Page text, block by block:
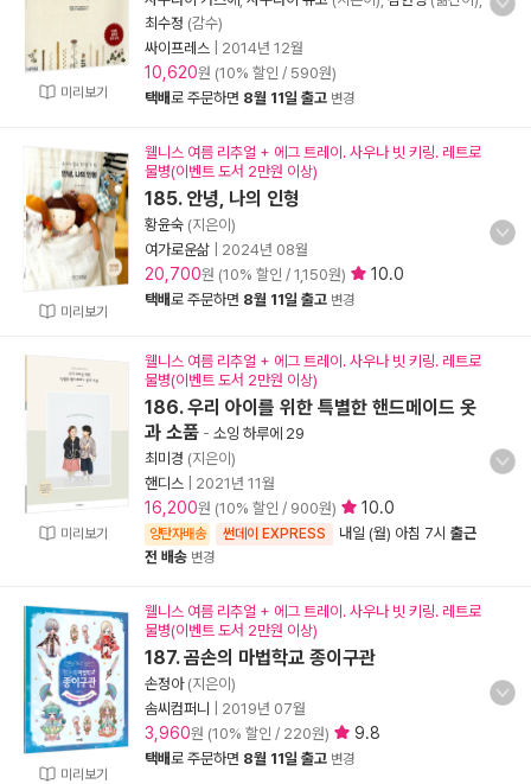
미리보기
최수정 (감수)
싸이프레스
2014년 12월
10,620원 (10% 할인 / 590원)
택배로 주문하면 8월 11일 출고 변경
미리보기
웰니스 여름 리추얼 + 에그 트레이. 사우나 빗 키링. 레트로
물병(이벤트 도서 2만원 이상)
185. 안녕, 나의 인형
황윤숙 (지은이)
여가로운삶
2024년 08월
20,700원 (10% 할인 / 1,150원) 10.0
택배로 주문하면 8월 11일 출고 변경
미리보기
웰니스 여름 리추얼 + 에그 트레이. 사우나 빗 키링. 레트로
물병(이벤트 도서 2만원 이상)
186. 우리 아이를 위한 특별한 핸드메이드 옷
과 소품 - 소잉 하루에 29
최미경 (지은이)
핸디스
2021년 11월
16,200원 (10% 할인 / 900원) 10.0
양탄자배송 썬데이 EXPRESS 내일 (월) 아침 7시 출근
전 배송 변경
미리보기
웰니스 여름 리추얼 + 에그 트레이. 사우나 빗 키링. 레트로
물병(이벤트 도서 2만원 이상)
187. 곰손의 마법학교 종이구관
손정아(지은이)
솜씨컴퍼니
2019년 07월
3,960원 (10% 할인 / 220원) 9.8
택배로 주문하면 8월 11일 출고 변경